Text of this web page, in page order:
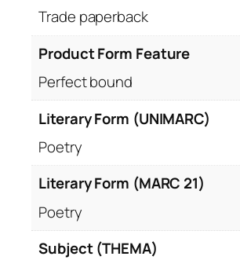
Trade paperback
Product Form Feature
Perfect bound
Literary Form (UNIMARC)
Poetry
Literary Form (MARC 21)
Poetry
Subject (THEMA)